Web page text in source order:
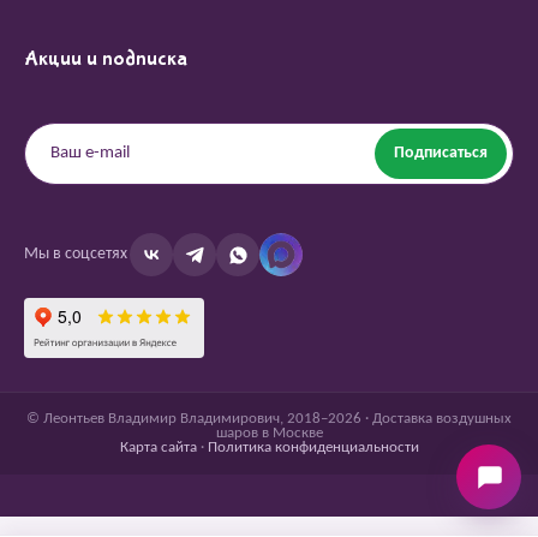
Акции и подписка
Подписаться
Мы в соцсетях
© Леонтьев Владимир Владимирович, 2018–2026 · Доставка воздушных
шаров в Москве
Карта сайта· Политика конфиденциальности